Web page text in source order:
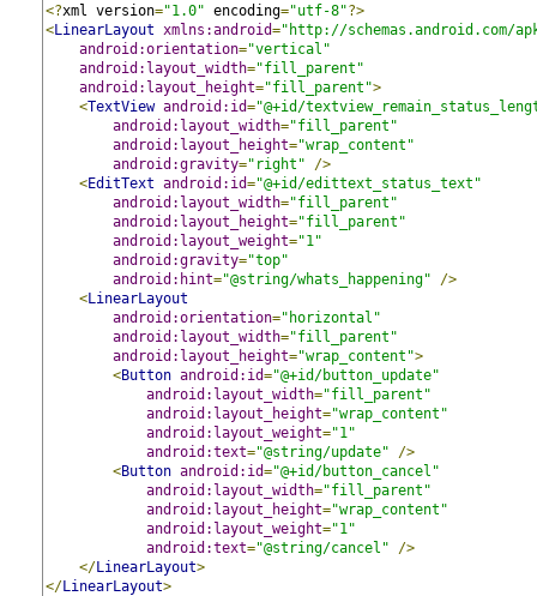
<?xml version="1.0" encoding="utf-8"?>
<LinearLayout xmlns:android="http://schemas.android.com/
android:orientation="vertical"
android:layout_width="fill_parent"
android:layout_height="fill_parent">
<TextView android:id="@+id/
android:layout_width="fill_parent"
android:layout_height="wrap_content"
android:gravity="right"
/>
<EditText android:id="@+id/edittext_status_text"
android:layout_width="fill_parent"
android:layout_height="fill_parent"
android:layout_weight="1"
android:gravity="top"
android:hint="@string/whats_happening"
/>
<LinearLayout
android:orientation="horizontal"
android:layout_width="fill_parent"
android:layout_height="wrap_content">
<Button android:id="@+id/button_update"
android:layout_width="fill_parent"
android:layout_height="wrap_content"
android:layout_weight="1"
android:text="@string/update"
/>
<Button android:id="@+id/button_cancel"
android:layout_width="fill_parent"
android:layout_height="wrap_content"
android:layout_weight="1"
android:text="@string/cancel"
/>
</LinearLayout>
</LinearLayout>